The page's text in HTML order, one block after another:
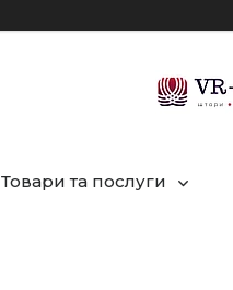
Товари та послуги